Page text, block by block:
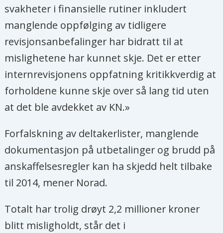
svakheter i finansielle rutiner inkludert
manglende oppfølging av tidligere
revisjonsanbefalinger har bidratt til at
mislighetene har kunnet skje. Det er etter
internrevisjonens oppfatning kritikkverdig at
forholdene kunne skje over så lang tid uten
at det ble avdekket av KN.»
Forfalskning av deltakerlister, manglende
dokumentasjon på utbetalinger og brudd på
anskaffelsesregler kan ha skjedd helt tilbake
til 2014, mener Norad.
Totalt har trolig drøyt 2,2 millioner kroner
blitt misligholdt, står det i